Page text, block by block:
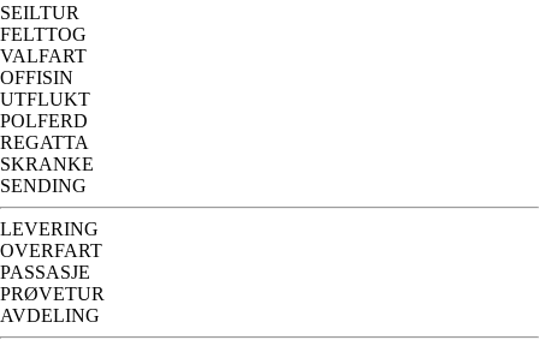
SEILTUR
FELTTOG
VALFART
OFFISIN
UTFLUKT
POLFERD
REGATTA
SKRANKE
SENDING
LEVERING
OVERFART
PASSASJE
PRØVETUR
AVDELING